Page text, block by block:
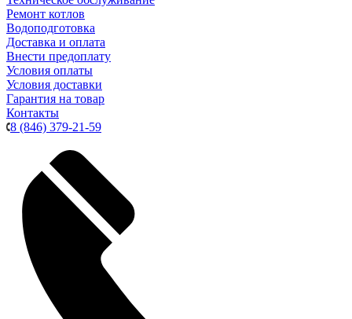
Ремонт котлов
Водоподготовка
Доставка и оплата
Внести предоплату
Условия оплаты
Условия доставки
Гарантия на товар
Контакты
8 (846) 379-21-59